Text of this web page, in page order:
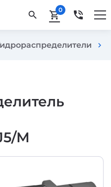
search shopping_cart0 phone_in_talk
chevron_right
M